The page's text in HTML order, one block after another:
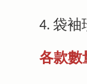
4. 袋袖
各款數